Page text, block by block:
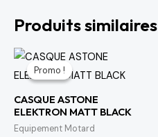
Produits similaires
Promo !
Promo !
CASQUE ASTONE
ELEKTRON MATT BLACK
Equipement Motard
Le
prix
initial
2,080 د.م..
Le
actuel